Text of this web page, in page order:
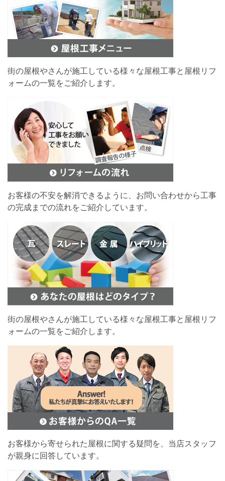
街の屋根やさんが施工している様々な屋根工事と屋根リフ
ォームの一覧をご紹介します。
お客様の不安を解消できるように、お問い合わせから工事
の完成までの流れをご紹介しています。
街の屋根やさんが施工している様々な屋根工事と屋根リフ
ォームの一覧をご紹介します。
お客様から寄せられた屋根に関する疑問を、当店スタッフ
が親身に回答しています。